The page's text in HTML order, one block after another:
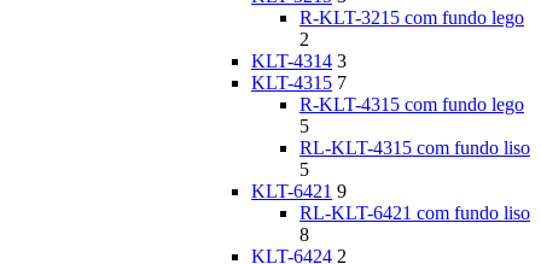
R-KLT-3215 com fundo lego
2
KLT-4314 3
KLT-4315 7
R-KLT-4315 com fundo lego
5
RL-KLT-4315 com fundo liso
5
KLT-6421 9
RL-KLT-6421 com fundo liso
8
KLT-6424 2